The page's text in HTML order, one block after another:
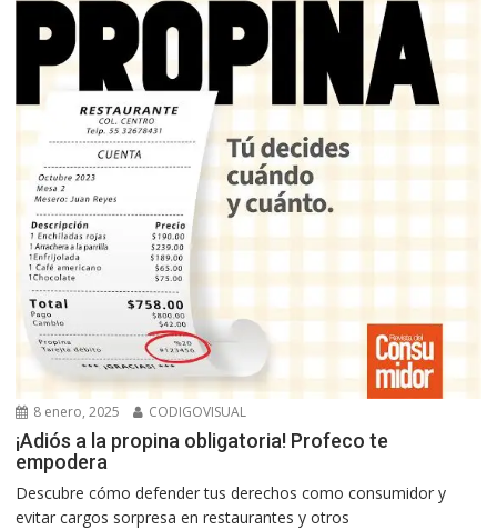
8 enero, 2025 CODIGOVISUAL
¡Adiós a la propina obligatoria! Profeco te
empodera
Descubre cómo defender tus derechos como consumidor y
evitar cargos sorpresa en restaurantes y otros